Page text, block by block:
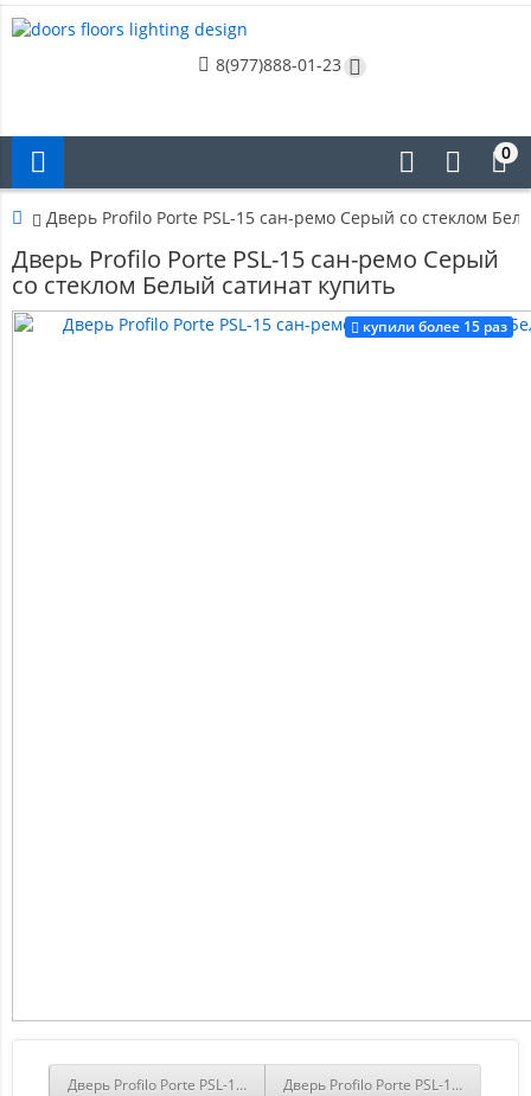
8(977)888-01-23
0
Дверь Profilo Porte PSL-15 сан-ремо Серый со стеклом
Дверь Profilo Porte PSL-15 сан-ремо Серый
со стеклом Белый сатинат купить
купили более 15 раз
Дверь Profilo Porte PSL-15 сан-ремо Натуральный со стеклом
Дверь Profilo Porte PSL-15 сан-